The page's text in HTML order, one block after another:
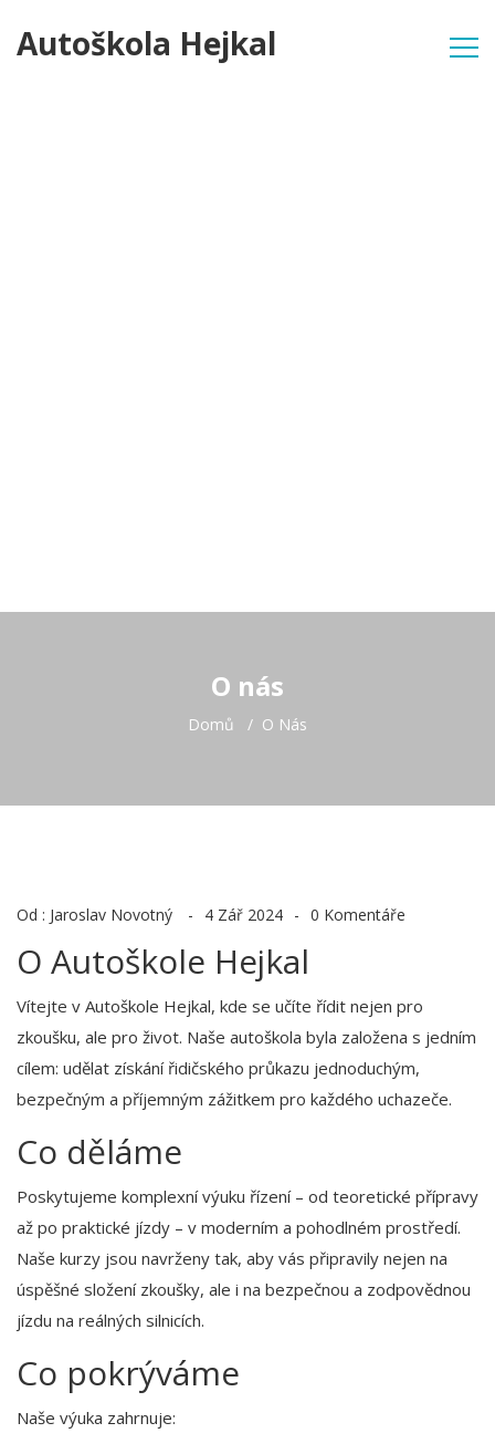
Autoškola Hejkal
O nás
Domů O Nás
Od : Jaroslav Novotný 4 Zář 2024 0 Komentáře
O Autoškole Hejkal
Vítejte v Autoškole Hejkal, kde se učíte řídit nejen pro
zkoušku, ale pro život. Naše autoškola byla založena s jedním
cílem: udělat získání řidičského průkazu jednoduchým,
bezpečným a příjemným zážitkem pro každého uchazeče.
Co děláme
Poskytujeme komplexní výuku řízení – od teoretické přípravy
až po praktické jízdy – v moderním a pohodlném prostředí.
Naše kurzy jsou navrženy tak, aby vás připravily nejen na
úspěšné složení zkoušky, ale i na bezpečnou a zodpovědnou
jízdu na reálných silnicích.
Co pokrýváme
Naše výuka zahrnuje: